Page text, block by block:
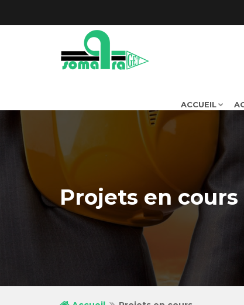
ACCUEIL
Projets en cours